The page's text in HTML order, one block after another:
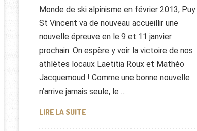
Monde de ski alpinisme en février 2013, Puy
St Vincent va de nouveau accueillir une
nouvelle épreuve en le 9 et 11 janvier
prochain. On espère y voir la victoire de nos
athlètes locaux Laetitia Roux et Mathéo
Jacquemoud ! Comme une bonne nouvelle
n’arrive jamais seule, le …
LIRE LA SUITECOUPE DU MONDE DE SKI